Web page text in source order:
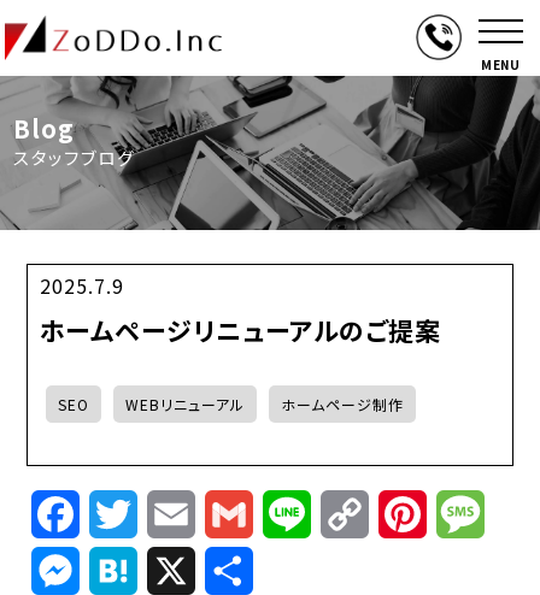
MENU
Blog
スタッフブログ
2025.7.9
ホームページリニューアルのご提案
SEO WEBリニューアル ホームページ制作
FacebookTwitterEmail Gmail Line
Copy
Link
Pinterest
Messenger
Hatena